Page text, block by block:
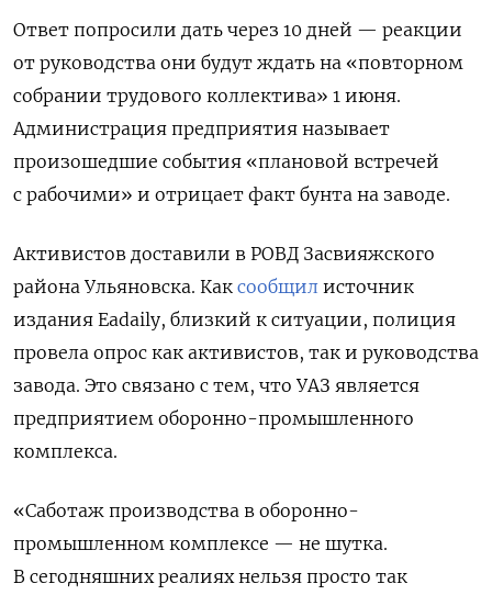
Ответ попросили дать через 10 дней — реакции
от руководства они будут ждать на «повторном
собрании трудового коллектива» 1 июня.
Администрация предприятия называет
произошедшие события «плановой встречей
с рабочими» и отрицает факт бунта на заводе.
Активистов доставили в РОВД Засвияжского
района Ульяновска. Как сообщил источник
издания Eadaily, близкий к ситуации, полиция
провела опрос как активистов, так и руководства
завода. Это связано с тем, что УАЗ является
предприятием оборонно-промышленного
комплекса.
«Саботаж производства в оборонно-
промышленном комплексе — не шутка.
В сегодняшних реалиях нельзя просто так